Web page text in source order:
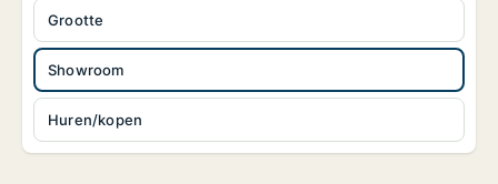
Showroom
Huren/kopen
Grootte